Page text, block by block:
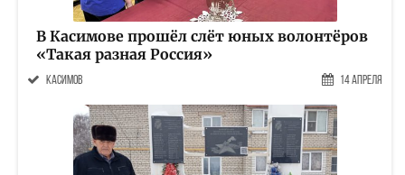
В Касимове прошёл слёт юных волонтёров
«Такая разная Россия»
Касимов 14 Апреля